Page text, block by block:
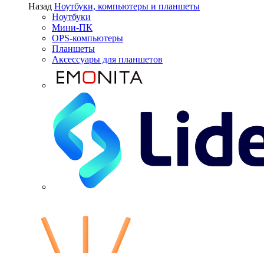
Назад Ноутбуки, компьютеры и планшеты
Ноутбуки
Мини-ПК
OPS-компьютеры
Планшеты
Аксессуары для планшетов